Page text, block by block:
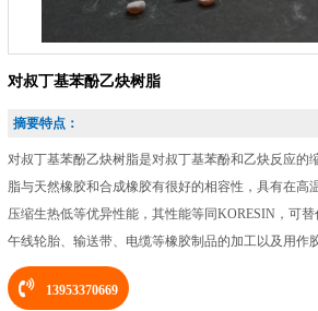
对叔丁基苯酚乙炔树脂
摘要特点：
对叔丁基苯酚乙炔树脂是对叔丁基苯酚和乙炔反应的
脂与天然橡胶和合成橡胶有很好的相容性，具有在高
压缩生热低等优异性能，其性能等同KORESIN，可
午线轮胎、输送带、电缆等橡胶制品的加工以及用作
13953370669